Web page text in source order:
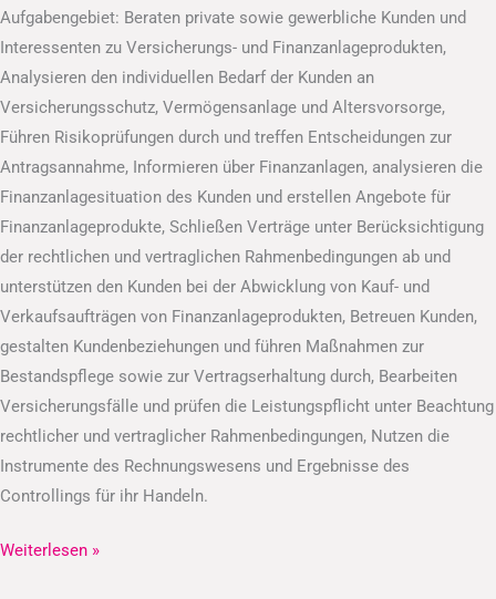
Aufgabengebiet: Beraten private sowie gewerbliche Kunden und
Interessenten zu Versicherungs- und Finanzanlageprodukten,
Analysieren den individuellen Bedarf der Kunden an
Versicherungsschutz, Vermögensanlage und Altersvorsorge,
Führen Risikoprüfungen durch und treffen Entscheidungen zur
Antragsannahme, Informieren über Finanzanlagen, analysieren die
Finanzanlagesituation des Kunden und erstellen Angebote für
Finanzanlageprodukte, Schließen Verträge unter Berücksichtigung
der rechtlichen und vertraglichen Rahmenbedingungen ab und
unterstützen den Kunden bei der Abwicklung von Kauf- und
Verkaufsaufträgen von Finanzanlageprodukten, Betreuen Kunden,
gestalten Kundenbeziehungen und führen Maßnahmen zur
Bestandspflege sowie zur Vertragserhaltung durch, Bearbeiten
Versicherungsfälle und prüfen die Leistungspflicht unter Beachtung
rechtlicher und vertraglicher Rahmenbedingungen, Nutzen die
Instrumente des Rechnungswesens und Ergebnisse des
Controllings für ihr Handeln.
(IHK)
Weiterlesen »